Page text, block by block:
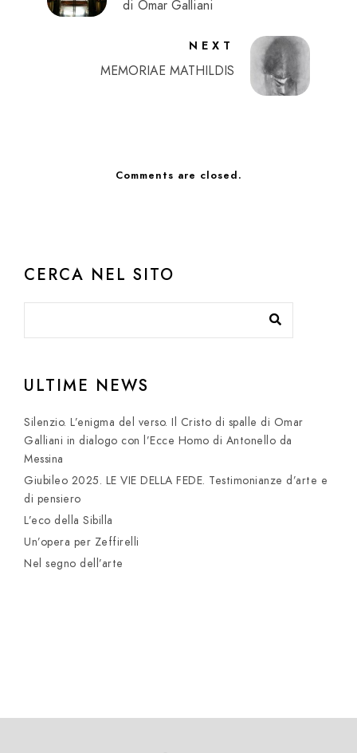
di Omar Galliani
NEXT
MEMORIAE MATHILDIS
Comments are closed.
CERCA NEL SITO
ULTIME NEWS
Silenzio. L’enigma del verso. Il Cristo di spalle di Omar
Galliani in dialogo con l’Ecce Homo di Antonello da
Messina
Giubileo 2025. LE VIE DELLA FEDE. Testimonianze d’arte e
di pensiero
L’eco della Sibilla
Un’opera per Zeffirelli
Nel segno dell’arte